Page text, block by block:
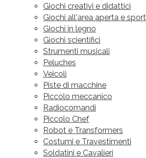
Giochi creativi e didattici
Giochi all'area aperta e sport
Giochi in legno
Giochi scientifici
Strumenti musicali
Peluches
Veicoli
Piste di macchine
Piccolo meccanico
Radiocomandi
Piccolo Chef
Robot e Transformers
Costumi e Travestimenti
Soldatini e Cavalieri